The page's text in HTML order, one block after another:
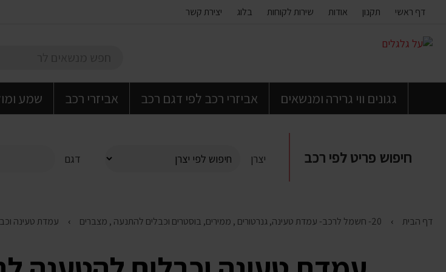
העמוד
דף ראשי תקנון אודות שירות לקוחות בלוג יצירת קשר
גגונים ווי גרירה ומנשאים אביזרי רכב לפי דגם רכב אביזרי רכב שמע
חיפוש פריט לפי רכב יצרן דגם
דף הבית 20- חשמל לרכב- עמדת טעינה, גנרטורים , ממירים, בוסטרים וכבלים להתנעה , מצברים עמדת טעינה